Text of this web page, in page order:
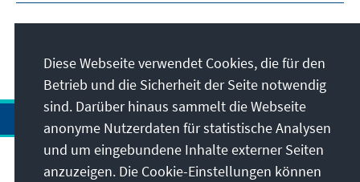
Anschrift
Diese Webseite verwendet Cookies, die für den
Betrieb und die Sicherheit der Seite notwendig
sind. Darüber hinaus sammelt die Webseite
anonyme Nutzerdaten für statistische Analysen
und um eingebundene Inhalte externer Seiten
anzuzeigen. Die Cookie-Einstellungen können